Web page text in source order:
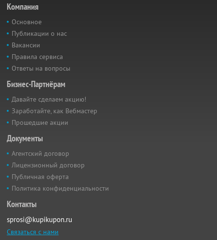
Компания
Основное
Публикации о нас
Вакансии
Правила сервиса
Ответы на вопросы
Бизнес-Партнёрам
Давайте сделаем акцию!
Заработайте, как Вебмастер
Прошедшие акции
Документы
Агентский договор
Лицензионный договор
Публичная оферта
Политика конфиденциальности
Контакты
sprosi@kupikupon.ru
Связаться с нами